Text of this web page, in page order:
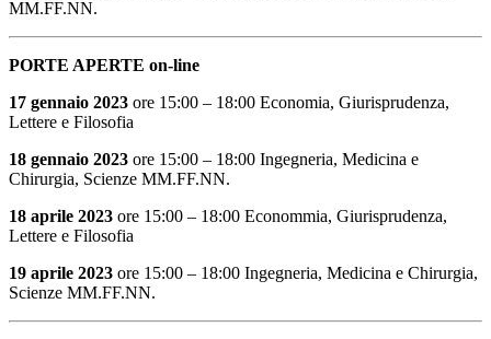
MM.FF.NN.
PORTE APERTE on-line
17 gennaio 2023 ore 15:00 – 18:00 Economia, Giurisprudenza,
Lettere e Filosofia
18 gennaio 2023 ore 15:00 – 18:00 Ingegneria, Medicina e
Chirurgia, Scienze MM.FF.NN.
18 aprile 2023 ore 15:00 – 18:00 Econommia, Giurisprudenza,
Lettere e Filosofia
19 aprile 2023 ore 15:00 – 18:00 Ingegneria, Medicina e Chirurgia,
Scienze MM.FF.NN.